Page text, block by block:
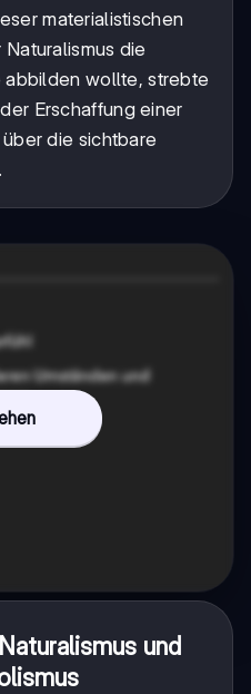
materialistischen
die
abbilden wollte, strebte
Erschaffung einer
die sichtbare
und